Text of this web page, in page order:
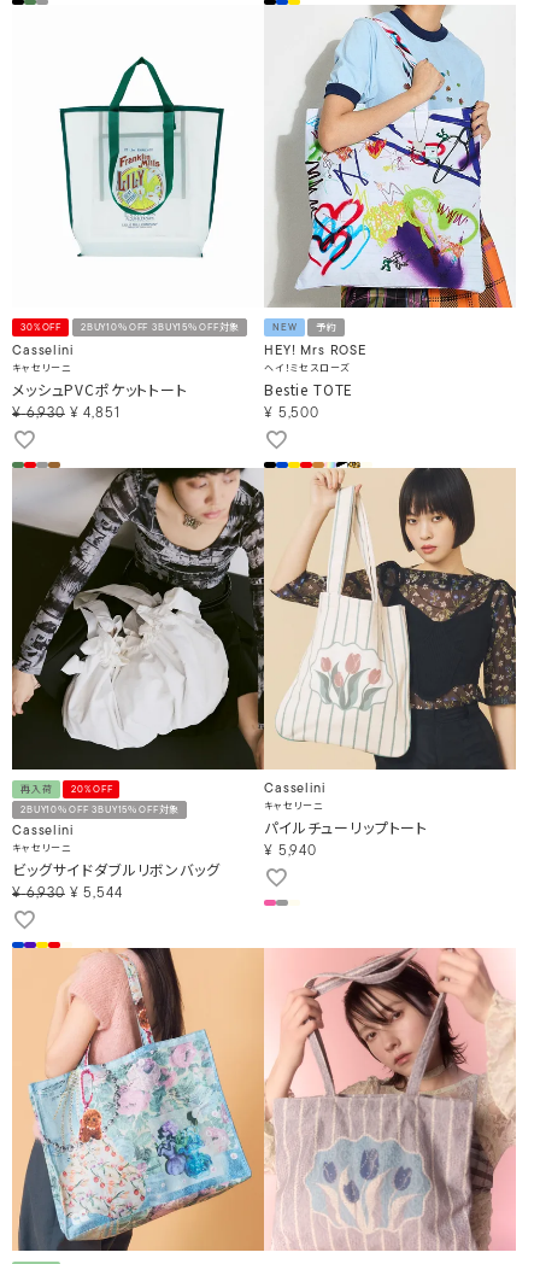
30%OFF 2BUY10％OFF 3BUY15％OFF対象
Casselini
キャセリーニ
メッシュPVCポケットトート
¥ 6,930 ¥ 4,851
NEW 予約
HEY! Mrs ROSE
ヘイ！ミセスローズ
Bestie TOTE
¥ 5,500
再入荷 20%OFF
2BUY10％OFF 3BUY15％OFF対象
Casselini
キャセリーニ
ビッグサイドダブルリボンバッグ
¥ 6,930 ¥ 5,544
Casselini
キャセリーニ
パイルチューリップトート
¥ 5,940